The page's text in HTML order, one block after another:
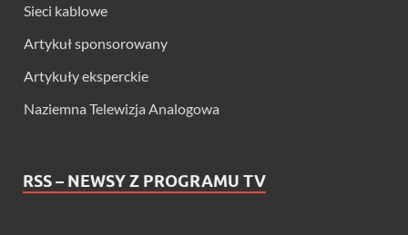
Sieci kablowe
Artykuł sponsorowany
Artykuły eksperckie
Naziemna Telewizja Analogowa
RSS – NEWSY Z PROGRAMU TV